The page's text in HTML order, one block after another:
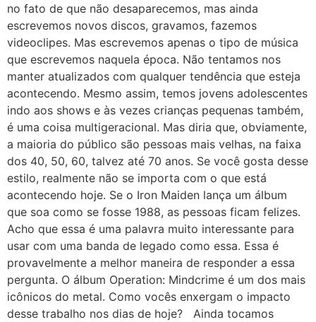
no fato de que não desaparecemos, mas ainda
escrevemos novos discos, gravamos, fazemos
videoclipes. Mas escrevemos apenas o tipo de música
que escrevemos naquela época. Não tentamos nos
manter atualizados com qualquer tendência que esteja
acontecendo. Mesmo assim, temos jovens adolescentes
indo aos shows e às vezes crianças pequenas também,
é uma coisa multigeracional. Mas diria que, obviamente,
a maioria do público são pessoas mais velhas, na faixa
dos 40, 50, 60, talvez até 70 anos. Se você gosta desse
estilo, realmente não se importa com o que está
acontecendo hoje. Se o Iron Maiden lança um álbum
que soa como se fosse 1988, as pessoas ficam felizes.
Acho que essa é uma palavra muito interessante para
usar com uma banda de legado como essa. Essa é
provavelmente a melhor maneira de responder a essa
pergunta. O álbum Operation: Mindcrime é um dos mais
icônicos do metal. Como vocês enxergam o impacto
desse trabalho nos dias de hoje? Ainda tocamos